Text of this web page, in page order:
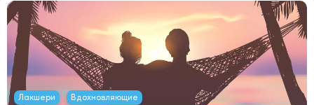
Лакшери Вдохновляющие